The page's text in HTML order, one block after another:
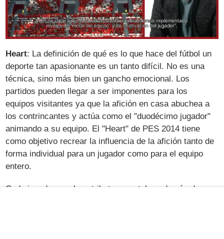
Heart: La definición de qué es lo que hace del fútbol un
deporte tan apasionante es un tanto difícil. No es una
técnica, sino más bien un gancho emocional. Los
partidos pueden llegar a ser imponentes para los
equipos visitantes ya que la afición en casa abuchea a
los contrincantes y actúa como el "duodécimo jugador"
animando a su equipo. El "Heart" de PES 2014 tiene
como objetivo recrear la influencia de la afición tanto de
forma individual para un jugador como para el equipo
entero.
Cada jugador emplea atributos mentales además de su